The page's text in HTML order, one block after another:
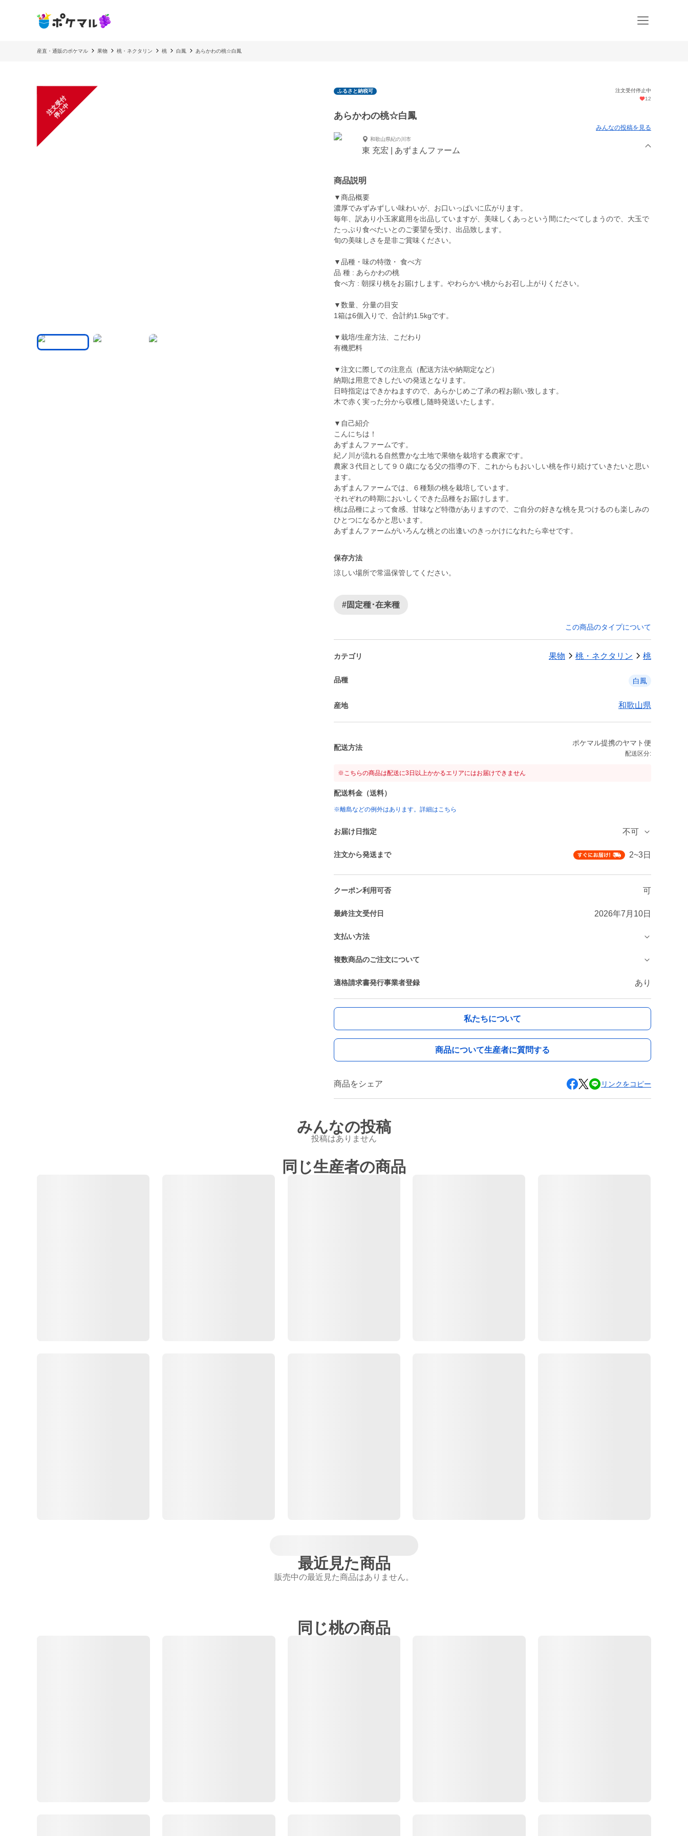
産直・通販のポケマル 果物 桃・ネクタリン 桃 白鳳 あらかわの桃☆白鳳
注
文
受
付
停
止
中
ふるさと納税可
注文受付停止中
12
あらかわの桃☆白鳳
みんなの投稿を見る
和歌山県紀の川市
東 充宏 | あずまんファーム
商品説明
▼商品概要
濃厚でみずみずしい味わいが、お口いっぱいに広がります。
毎年、訳あり小玉家庭用を出品していますが、美味しくあっという間にたべてしまうので、大玉で
たっぷり食べたいとのご要望を受け、出品致します。
旬の美味しさを是非ご賞味ください。
▼品種・味の特徴・ 食べ方
品 種 : あらかわの桃
食べ方 : 朝採り桃をお届けします。やわらかい桃からお召し上がりください。
▼数量、分量の目安
1箱は6個入りで、合計約1.5kgです。
▼栽培/生産方法、こだわり
有機肥料
▼注文に際しての注意点（配送方法や納期定など）
納期は用意できしだいの発送となります。
日時指定はできかねますので、あらかじめご了承の程お願い致します。
木で赤く実った分から収穫し随時発送いたします。
▼自己紹介
こんにちは！
あずまんファームです。
紀ノ川が流れる自然豊かな土地で果物を栽培する農家です。
農家３代目として９０歳になる父の指導の下、これからもおいしい桃を作り続けていきたいと思い
ます。
あずまんファームでは、６種類の桃を栽培しています。
それぞれの時期においしくできた品種をお届けします。
桃は品種によって食感、甘味など特徴がありますので、ご自分の好きな桃を見つけるのも楽しみの
ひとつになるかと思います。
あずまんファームがいろんな桃との出逢いのきっかけになれたら幸せです。
保存方法
涼しい場所で常温保管してください。
#固定種･在来種
この商品のタイプについて
カテゴリ 果物 桃・ネクタリン 桃
品種 白鳳
産地 和歌山県
配送方法
ポケマル提携のヤマト便
配送区分:
※こちらの商品は配送に3日以上かかるエリアにはお届けできません
配送料金（送料）
※離島などの例外はあります。詳細はこちら
お届け日指定 不可
注文から発送まで 2~3日
クーポン利用可否 可
最終注文受付日 2026年7月10日
支払い方法
複数商品のご注文について
適格請求書発行事業者登録 あり
私たちについて
商品について生産者に質問する
商品をシェア リンクをコピー
みんなの投稿
投稿はありません
同じ生産者の商品
最近見た商品
販売中の最近見た商品はありません。
同じ桃の商品